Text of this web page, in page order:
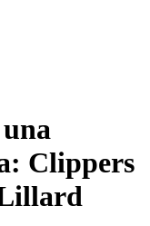
Clippers